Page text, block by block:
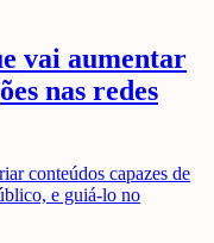
vai aumentar
nas redes
conteúdos capazes de
e guiá-lo no